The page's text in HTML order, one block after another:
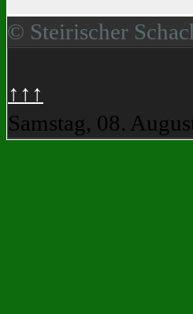
© Steirischer
↑↑↑
Samstag, 08.